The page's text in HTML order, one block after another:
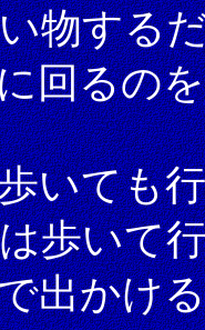
物する
回るの
いても
歩いて
出かけ